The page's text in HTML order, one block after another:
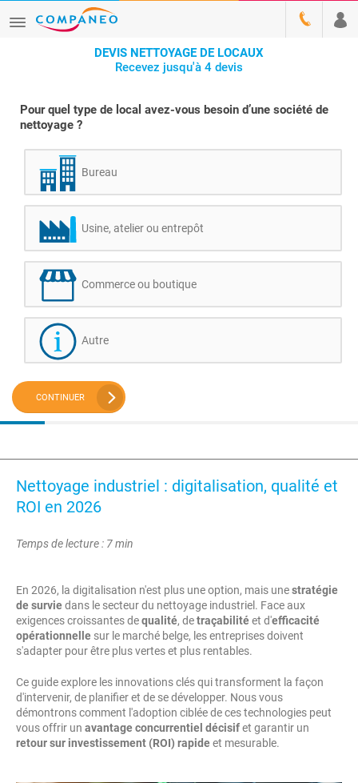
DEVIS NETTOYAGE DE LOCAUX
Recevez jusqu'à 4 devis
Pour quel type de local avez-vous besoin d’une société de
nettoyage ?
Bureau
Usine, atelier ou entrepôt
Commerce ou boutique
Autre
CONTINUER
Nettoyage industriel : digitalisation, qualité et
ROI en 2026
Temps de lecture : 7 min
En 2026, la digitalisation n'est plus une option, mais unestratégie
de surviedans le secteur du nettoyage industriel. Face aux
exigences croissantes dequalité, detraçabilitéet d'efficacité
opérationnelle sur le marché belge, les entreprises doivent
s'adapter pour être plus vertes et plus rentables.
Ce guide explore les innovations clés qui transforment la façon
d'intervenir, de planifier et de se développer. Nous vous
démontrons comment l'adoption ciblée de ces technologies peut
vous offrir un avantage concurrentiel décisifet garantir un
retour sur investissement (ROI) rapideet mesurable.